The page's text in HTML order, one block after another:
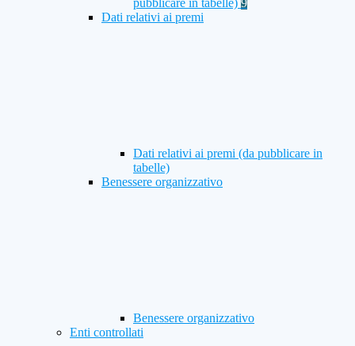
pubblicare in tabelle) 9
Dati relativi ai premi
Dati relativi ai premi (da pubblicare in
tabelle)
Benessere organizzativo
Benessere organizzativo
Enti controllati